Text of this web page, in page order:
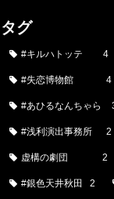
タグ
#キルハトッテ 4
#失恋博物館 4
#あひるなんちゃら
#浅利演出事務所 2
虚構の劇団 2
#銀色天井秋田 2